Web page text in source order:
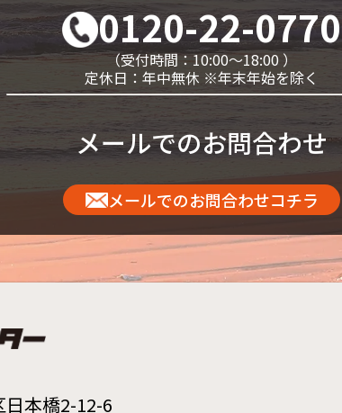
0120-22-0770
（受付時間：10:00～18:00 ）
定休日：年中無休 ※年末年始を除く
メールでのお問合わせ
メールでのお問合わせコチラ
本橋2-12-6